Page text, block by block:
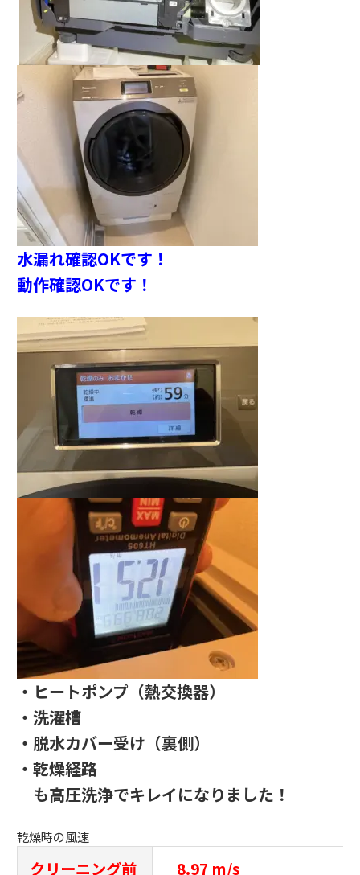
水漏れ確認OKです！
動作確認OKです！
・ヒートポンプ（熱交換器）
・洗濯槽
・脱水カバー受け（裏側）
・乾燥経路
も高圧洗浄でキレイになりました！
乾燥時の風速
クリーニング前 8.97 m/s